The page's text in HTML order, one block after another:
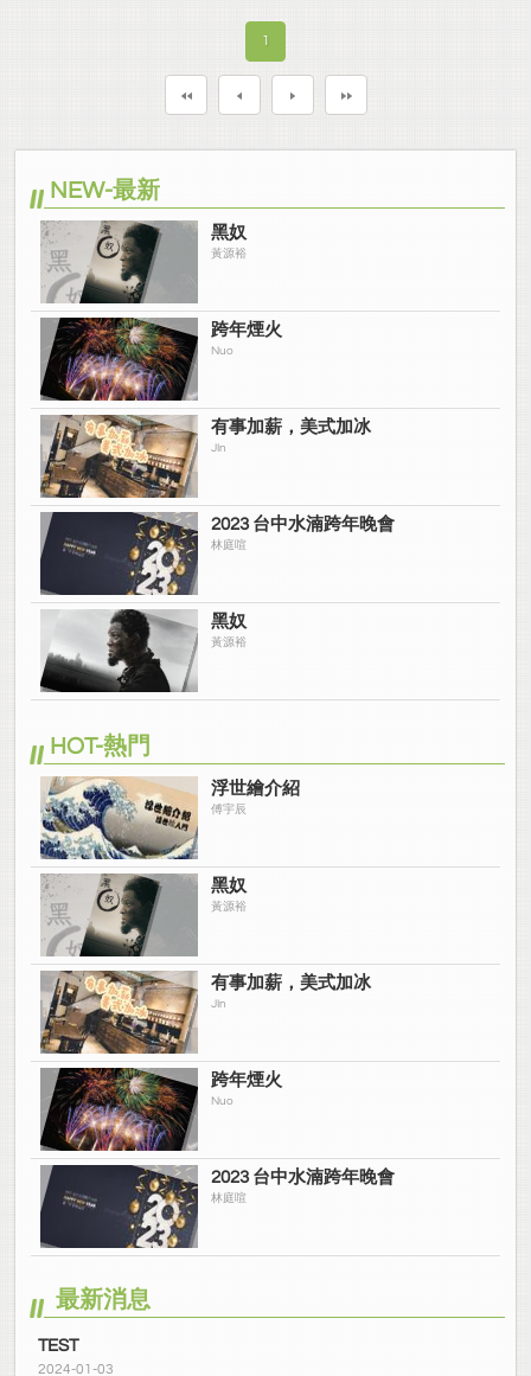
1
NEW-最新
黑奴
黃源裕
跨年煙火
Nuo
有事加薪，美式加冰
JIn
2023 台中水湳跨年晚會
林庭喧
黑奴
黃源裕
HOT-熱門
浮世繪介紹
傅宇辰
黑奴
黃源裕
有事加薪，美式加冰
JIn
跨年煙火
Nuo
2023 台中水湳跨年晚會
林庭喧
最新消息
TEST
2024-01-03